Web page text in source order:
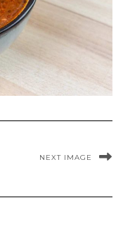
NEXT IMAGE